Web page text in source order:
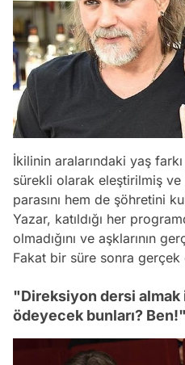
İkilinin aralarındaki yaş
sürekli olarak eleştirilmiş ve
parasını hem de şöhretini
Yazar, katıldığı her
olmadığını ve aşklarının
Fakat bir süre sonra gerçek
"Direksiyon dersi almak
ödeyecek bunları? Ben!"